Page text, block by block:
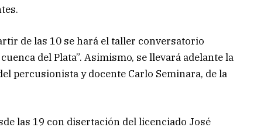
de las 10 se hará el taller conversatorio
del Plata”. Asimismo, se llevará adelante la
percusionista y docente Carlo Seminara, de la
las 19 con disertación del licenciado José